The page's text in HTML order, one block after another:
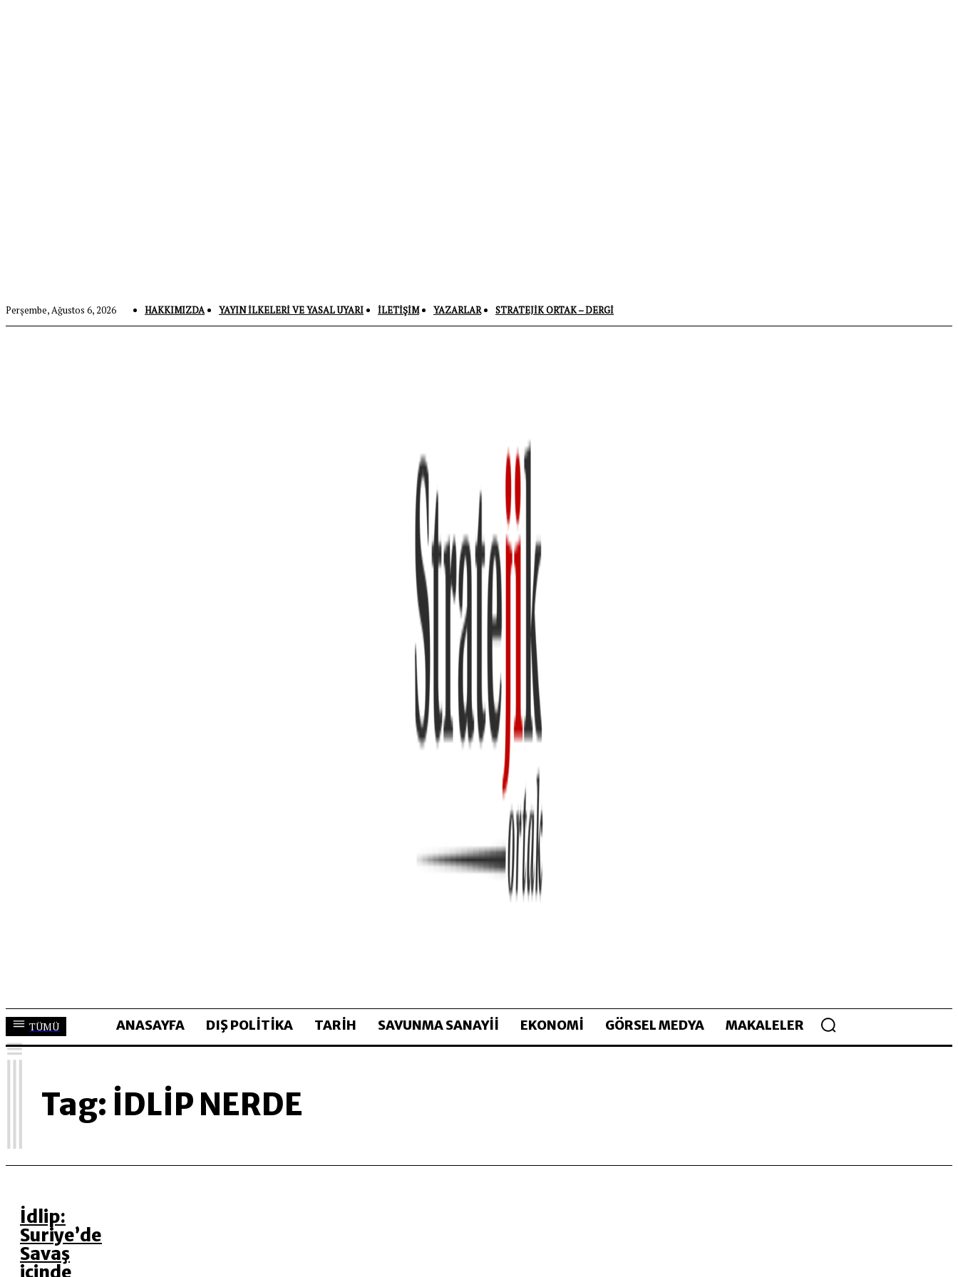
Perşembe, Ağustos 6, 2026 HAKKIMIZDA YAYIN İLKELERI VE YASAL UYARI İLETIŞIM YAZARLAR STRATEJIK ORTAK – DERGI
TÜMÜ ANASAYFA DIŞ POLİTİKA TARİH SAVUNMA SANAYİİ EKONOMİ GÖRSEL MEDYA MAKALELER
Tag: IDLIP NERDE
I
İdlip:
Suriye’de
Savaş
içinde